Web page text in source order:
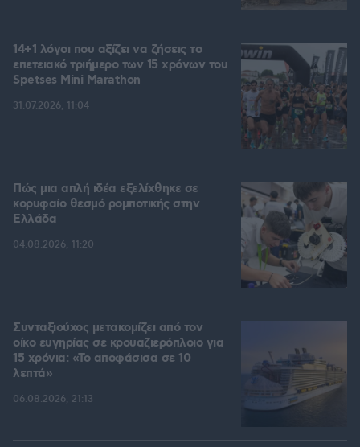
14+1 λόγοι που αξίζει να ζήσεις το
επετειακό τριήμερο των 15 χρόνων του
Spetses Mini Marathon
31.07.2026, 11:04
Πώς μια απλή ιδέα εξελίχθηκε σε
κορυφαίο θεσμό ρομποτικής στην
Ελλάδα
04.08.2026, 11:20
Συνταξιούχος μετακομίζει από τον
οίκο ευγηρίας σε κρουαζιερόπλοιο για
15 χρόνια: «Το αποφάσισα σε 10
λεπτά»
06.08.2026, 21:13